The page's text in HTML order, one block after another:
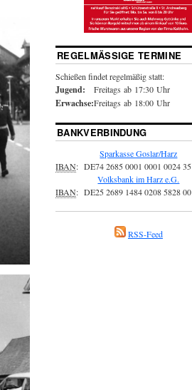
REGELMÄSSIGE TERMINE
Schießen findet regelmäßig statt:
Jugend: Freitags ab 17:30 Uhr
Erwachse:Freitags ab 18:00 Uhr
BANKVERBINDUNG
Sparkasse Goslar/Harz
IBAN: DE74 2685 0001 0001 0024 35
Volksbank im Harz e.G.
IBAN: DE25 2689 1484 0208 5828 00
RSS-Feed